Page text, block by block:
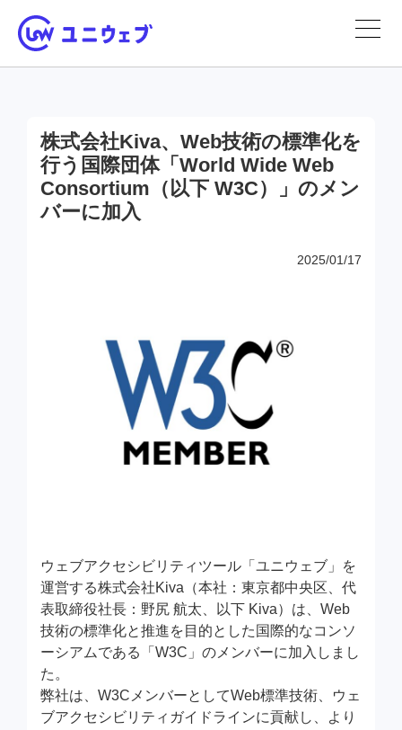
株式会社Kiva、Web技術の標準化を
行う国際団体「World Wide Web
Consortium（以下 W3C）」のメン
バーに加入
2025/01/17
ウェブアクセシビリティツール「ユニウェブ」を
運営する株式会社Kiva（本社：東京都中央区、代
表取締役社長：野尻 航太、以下 Kiva）は、Web
技術の標準化と推進を目的とした国際的なコンソ
ーシアムである「W3C」のメンバーに加入しまし
た。
弊社は、W3CメンバーとしてWeb標準技術、ウェ
ブアクセシビリティガイドラインに貢献し、より